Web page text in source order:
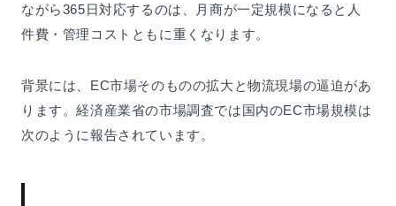
ながら365日対応するのは、月商が一定規模になると人
件費・管理コストともに重くなります。
背景には、EC市場そのものの拡大と物流現場の逼迫があ
ります。経済産業省の市場調査では国内のEC市場規模は
次のように報告されています。